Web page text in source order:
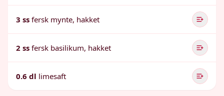
3 ss fersk mynte, hakket
2 ss fersk basilikum, hakket
0.6 dl limesaft